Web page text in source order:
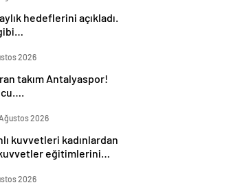
hedeflerini açıkladı.
2026
takım Antalyaspor!
2026
kuvvetleri kadınlardan
eğitimlerini
2026